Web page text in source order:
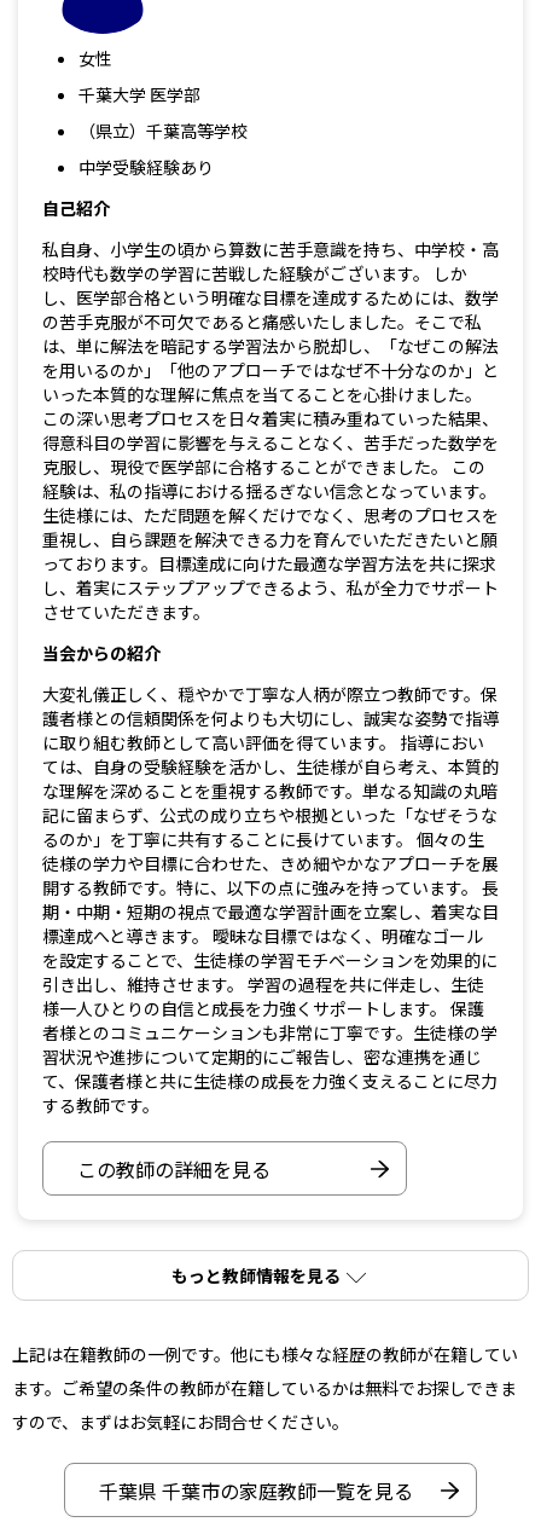
女性
千葉大学 医学部
（県立）千葉高等学校
中学受験経験あり
自己紹介
私自身、小学生の頃から算数に苦手意識を持ち、中学校・高
校時代も数学の学習に苦戦した経験がございます。 しか
し、医学部合格という明確な目標を達成するためには、数学
の苦手克服が不可欠であると痛感いたしました。そこで私
は、単に解法を暗記する学習法から脱却し、「なぜこの解法
を用いるのか」「他のアプローチではなぜ不十分なのか」と
いった本質的な理解に焦点を当てることを心掛けました。
この深い思考プロセスを日々着実に積み重ねていった結果、
得意科目の学習に影響を与えることなく、苦手だった数学を
克服し、現役で医学部に合格することができました。 この
経験は、私の指導における揺るぎない信念となっています。
生徒様には、ただ問題を解くだけでなく、思考のプロセスを
重視し、自ら課題を解決できる力を育んでいただきたいと願
っております。目標達成に向けた最適な学習方法を共に探求
し、着実にステップアップできるよう、私が全力でサポート
させていただきます。
当会からの紹介
大変礼儀正しく、穏やかで丁寧な人柄が際立つ教師です。保
護者様との信頼関係を何よりも大切にし、誠実な姿勢で指導
に取り組む教師として高い評価を得ています。 指導におい
ては、自身の受験経験を活かし、生徒様が自ら考え、本質的
な理解を深めることを重視する教師です。単なる知識の丸暗
記に留まらず、公式の成り立ちや根拠といった「なぜそうな
るのか」を丁寧に共有することに長けています。 個々の生
徒様の学力や目標に合わせた、きめ細やかなアプローチを展
開する教師です。特に、以下の点に強みを持っています。 長
期・中期・短期の視点で最適な学習計画を立案し、着実な目
標達成へと導きます。 曖昧な目標ではなく、明確なゴール
を設定することで、生徒様の学習モチベーションを効果的に
引き出し、維持させます。 学習の過程を共に伴走し、生徒
様一人ひとりの自信と成長を力強くサポートします。 保護
者様とのコミュニケーションも非常に丁寧です。生徒様の学
習状況や進捗について定期的にご報告し、密な連携を通じ
て、保護者様と共に生徒様の成長を力強く支えることに尽力
する教師です。
この教師の詳細を見る
もっと教師情報を見る
上記は在籍教師の一例です。他にも様々な経歴の教師が在籍してい
ます。ご希望の条件の教師が在籍しているかは無料でお探しできま
すので、まずはお気軽にお問合せください。
千葉県 千葉市の家庭教師一覧を見る